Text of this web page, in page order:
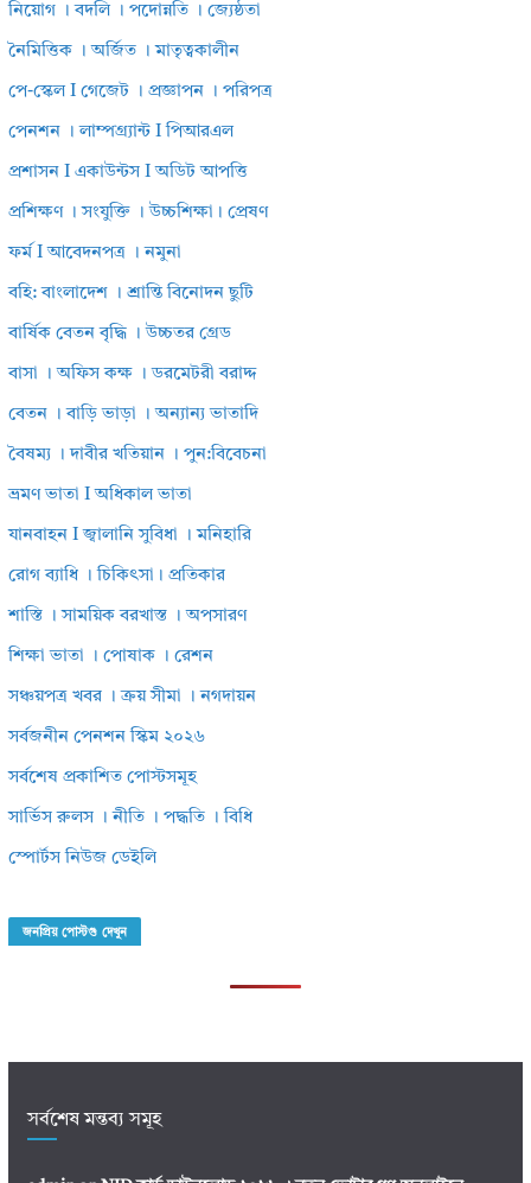
নিয়োগ । বদলি । পদোন্নতি । জ্যেষ্ঠতা
নৈমিত্তিক । অর্জিত । মাতৃত্বকালীন
পে-স্কেল I গেজেট । প্রজ্ঞাপন । পরিপত্র
পেনশন । লাম্পগ্র্যান্ট I পিআরএল
প্রশাসন I একাউন্টস I অডিট আপত্তি
প্রশিক্ষণ । সংযুক্তি । উচ্চশিক্ষা। প্রেষণ
ফর্ম I আবেদনপত্র । নমুনা
বহি: বাংলাদেশ । শ্রান্তি বিনোদন ছুটি
বার্ষিক বেতন বৃদ্ধি । উচ্চতর গ্রেড
বাসা । অফিস কক্ষ । ডরমেটরী বরাদ্দ
বেতন । বাড়ি ভাড়া । অন্যান্য ভাতাদি
বৈষম্য । দাবীর খতিয়ান । পুন:বিবেচনা
ভ্রমণ ভাতা I অধিকাল ভাতা
যানবাহন I জ্বালানি সুবিধা । মনিহারি
রোগ ব্যাধি । চিকিৎসা। প্রতিকার
শাস্তি । সাময়িক বরখাস্ত । অপসারণ
শিক্ষা ভাতা । পোষাক । রেশন
সঞ্চয়পত্র খবর । ক্রয় সীমা । নগদায়ন
সর্বজনীন পেনশন স্কিম ২০২৬
সর্বশেষ প্রকাশিত পোস্টসমূহ
সার্ভিস রুলস । নীতি । পদ্ধতি । বিধি
স্পোর্টস নিউজ ডেইলি
জনপ্রিয় পোস্টগু দেখুন
সর্বশেষ মন্তব্য সমূহ